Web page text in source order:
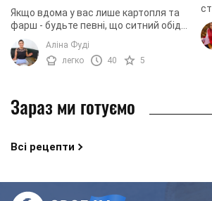
Якщо вдома у вас лише картопля та
фарш - будьте певні, що ситний обід
чи вечеря вам гарантовано. З цим
інгредієнтів можна приготувати ніжні
...
Аліна Фуді
легко
40 5
Зараз ми готуємо
Всі рецепти